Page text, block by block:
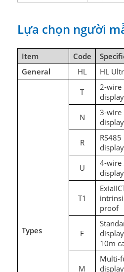
Lựa chọn người
Item Code
General
HL HL
Types
T
2-wire
N
3-wire
R
U
4-wire
T1
proof
F
10m
M
Multi-